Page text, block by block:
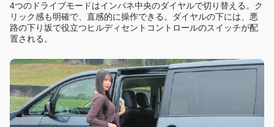
4つのドライブモードはインパネ中央のダイヤルで切り替える。ク
リック感も明確で、直感的に操作できる。ダイヤルの下には、悪
路の下り坂で役立つヒルディセントコントロールのスイッチが配
置される。